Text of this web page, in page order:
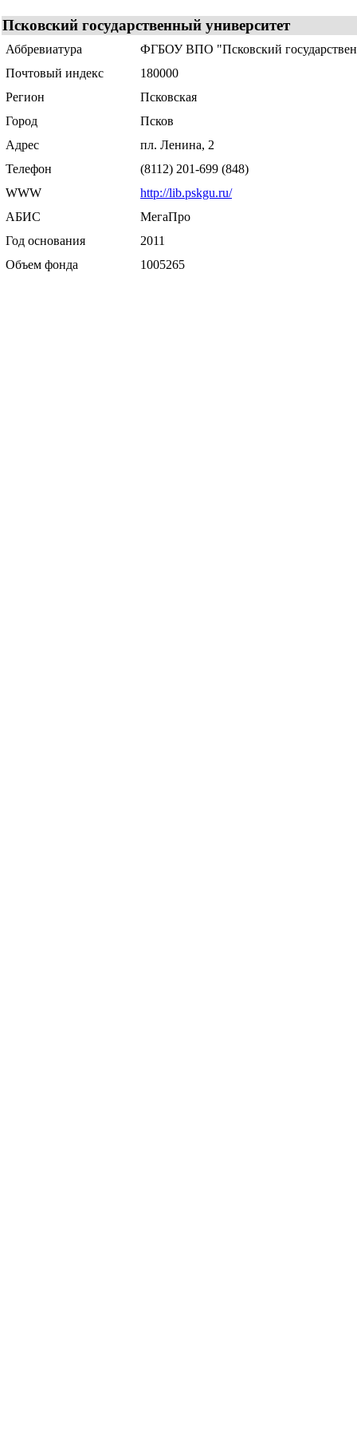
Псковский государственный университет
Аббревиатура
ФГБОУ ВПО "Псковский
Почтовый индекс
180000
Регион
Псковская
Город
Псков
Адрес
пл. Ленина, 2
Телефон
(8112) 201-699 (848)
WWW
http://lib.pskgu.ru/
АБИС
МегаПро
Год основания
2011
Объем фонда
1005265